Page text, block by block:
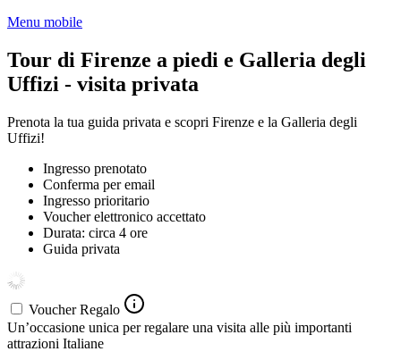
Menu mobile
Tour di Firenze a piedi e Galleria degli
Uffizi - visita privata
Prenota la tua guida privata e scopri Firenze e la Galleria degli
Uffizi!
Ingresso prenotato
Conferma per email
Ingresso prioritario
Voucher elettronico accettato
Durata: circa 4 ore
Guida privata
Voucher Regalo
Un’occasione unica per regalare una visita alle più importanti
attrazioni Italiane